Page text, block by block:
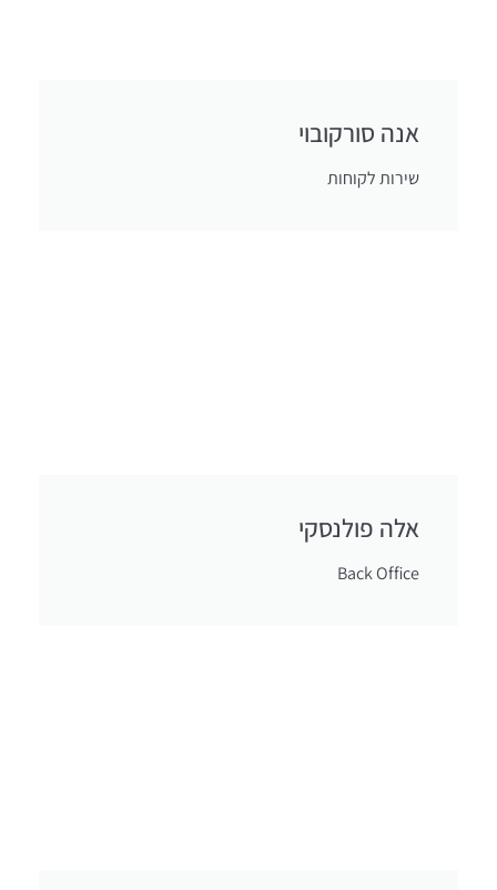
אנה סורקובוי
שירות לקוחות
אלה פולנסקי
Back Office